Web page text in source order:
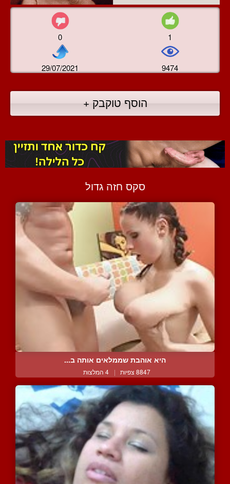
0 1
29/07/2021 9474
הוסף טוקבק +
סקס חזה גדול
היא אוהבת שממלאים אותה ב...
8847 צפיות | 4 המלצות